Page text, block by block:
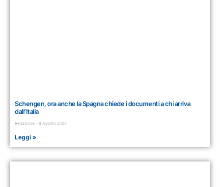
Schengen, ora anche la Spagna chiede i documenti a chi arriva
dall’Italia
Redazione 8 Agosto 2026
Leggi »